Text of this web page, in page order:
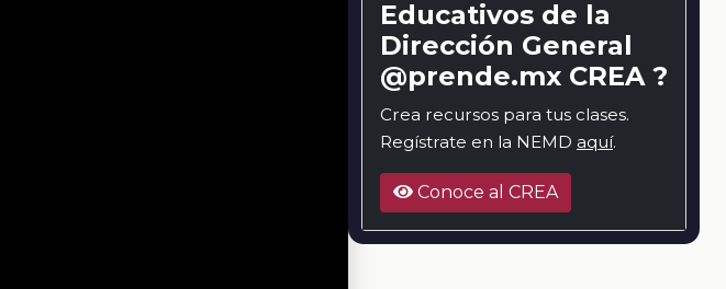
Educativos de la
Dirección General
@prende.mx CREA ?
Crea recursos para tus clases.
Regístrate en la NEMD aquí.
Conoce al CREA